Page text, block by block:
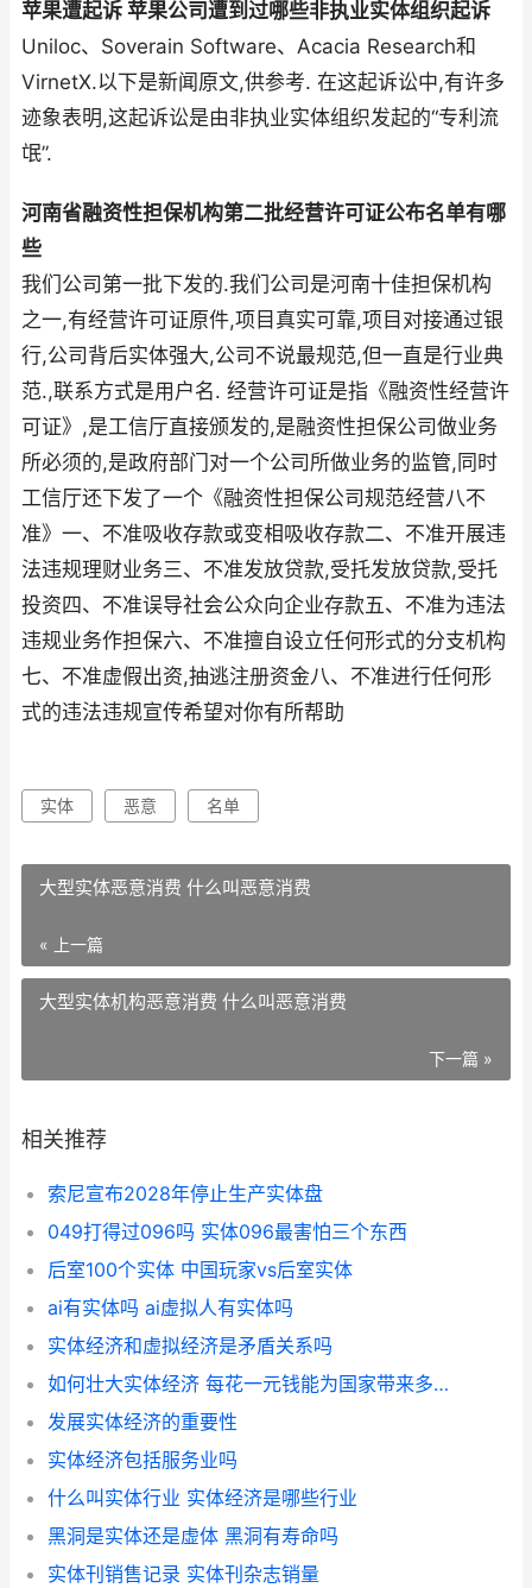
苹果遭起诉 苹果公司遭到过哪些非执业实体组织起诉
Uniloc、Soverain Software、Acacia Research和
VirnetX.以下是新闻原文,供参考. 在这起诉讼中,有许多
迹象表明,这起诉讼是由非执业实体组织发起的“专利流
氓”.
河南省融资性担保机构第二批经营许可证公布名单有哪
些
我们公司第一批下发的.我们公司是河南十佳担保机构
之一,有经营许可证原件,项目真实可靠,项目对接通过银
行,公司背后实体强大,公司不说最规范,但一直是行业典
范.,联系方式是用户名. 经营许可证是指《融资性经营许
可证》,是工信厅直接颁发的,是融资性担保公司做业务
所必须的,是政府部门对一个公司所做业务的监管,同时
工信厅还下发了一个《融资性担保公司规范经营八不
准》一、不准吸收存款或变相吸收存款二、不准开展违
法违规理财业务三、不准发放贷款,受托发放贷款,受托
投资四、不准误导社会公众向企业存款五、不准为违法
违规业务作担保六、不准擅自设立任何形式的分支机构
七、不准虚假出资,抽逃注册资金八、不准进行任何形
式的违法违规宣传希望对你有所帮助
实体 恶意 名单
大型实体恶意消费 什么叫恶意消费
« 上一篇
大型实体机构恶意消费 什么叫恶意消费
下一篇 »
相关推荐
索尼宣布2028年停止生产实体盘
049打得过096吗 实体096最害怕三个东西
后室100个实体 中国玩家vs后室实体
ai有实体吗 ai虚拟人有实体吗
实体经济和虚拟经济是矛盾关系吗
如何壮大实体经济 每花一元钱能为国家带来多少经济
发展实体经济的重要性
实体经济包括服务业吗
什么叫实体行业 实体经济是哪些行业
黑洞是实体还是虚体 黑洞有寿命吗
实体刊销售记录 实体刊杂志销量